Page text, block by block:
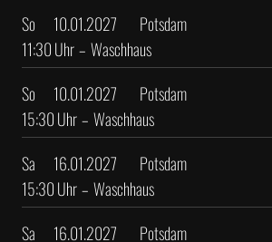
So 10.01.2027
Potsdam
11:30 Uhr– Waschhaus
So 10.01.2027
Potsdam
15:30 Uhr– Waschhaus
Sa 16.01.2027
Potsdam
15:30 Uhr– Waschhaus
Sa 16.01.2027
Potsdam